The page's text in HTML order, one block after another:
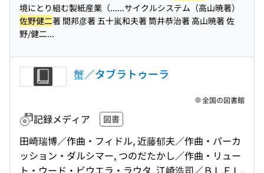
境にとり組む製紙産業（......サイクルシステム（高山暁著）
佐野健二著 間邦彦著 五十嵐和夫著 筒井恭治著 高山暁著 佐
野/健二...
蟹／タブラトゥーラ
記録メディア 図書
田崎瑞博／作曲・フィドル, 近藤郁夫／作曲・パーカ
ッション・ダルシマー, つのだたかし／作曲・リュー
ト・ウード・ビウエラ・ラウタ, 江崎浩司／ＢＬＦＬ,
全国の図書館